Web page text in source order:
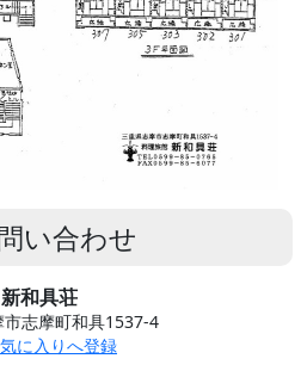
い合わせ
新和具荘
市志摩町和具1537-4
に入りへ登録